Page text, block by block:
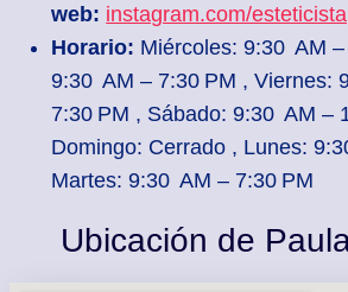
web: instagram.com/
Horario: Miércoles: 9:30 AM
9:30 AM – 7:30 PM , Viernes:
7:30 PM , Sábado: 9:30 AM –
Domingo: Cerrado , Lunes:
Martes: 9:30 AM – 7:30 PM
Ubicación de